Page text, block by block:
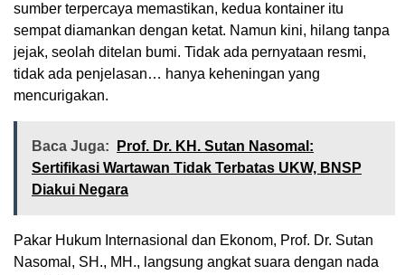
sumber terpercaya memastikan, kedua kontainer itu
sempat diamankan dengan ketat. Namun kini, hilang tanpa
jejak, seolah ditelan bumi. Tidak ada pernyataan resmi,
tidak ada penjelasan… hanya keheningan yang
mencurigakan.
Baca Juga:
Prof. Dr. KH. Sutan Nasomal:
Sertifikasi Wartawan Tidak Terbatas UKW, BNSP
Diakui Negara
Pakar Hukum Internasional dan Ekonom, Prof. Dr. Sutan
Nasomal, SH., MH., langsung angkat suara dengan nada